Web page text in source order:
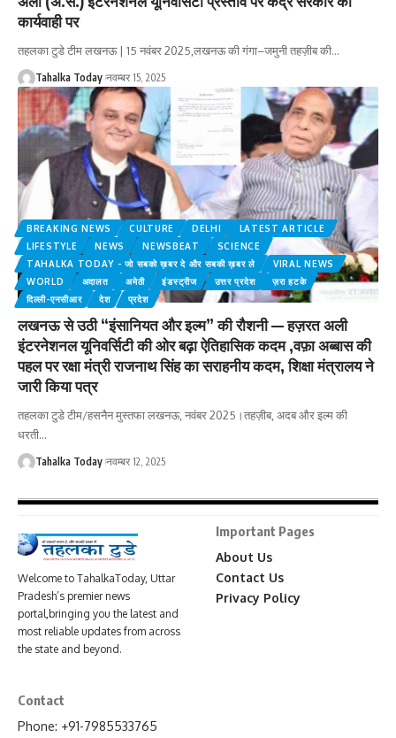
कार्यवाही पर
तहलका टुडे टीम लखनऊ | 15 नवंबर 2025,लखनऊ की गंगा–जमुनी तहज़ीब की…
Tahalka Today नवम्बर 15, 2025
BREAKING NEWS CULTURE DELHI
LATEST ARTICLE
LIFESTYLE
NEWS NEWSBEAT
SCIENCE
TAHALKA TODAY - जो सबको ख़बर दे और सबकी ख़बर ले
VIRAL NEWS
WORLD
अदालत अमेठी इंडस्ट्रीज उत्तर प्रदेश
ज़रा हटके
दिल्ली-एनसीआर
देश प्रदेश
लखनऊ से उठी “इंसानियत और इल्म” की रौशनी — हज़रत अली
इंटरनेशनल यूनिवर्सिटी की ओर बढ़ा ऐतिहासिक कदम ,वफ़ा अब्बास की
पहल पर रक्षा मंत्री राजनाथ सिंह का सराहनीय कदम, शिक्षा मंत्रालय ने
जारी किया पत्र
तहलका टुडे टीम/हसनैन मुस्तफा लखनऊ, नवंबर 2025।तहज़ीब, अदब और इल्म की
धरती…
Tahalka Today नवम्बर 12, 2025
Welcome to TahalkaToday, Uttar
Pradesh’s premier news
portal,bringing you the latest and
most reliable updates from across
the state and beyond.
Important Pages
About Us
Contact Us
Privacy Policy
Contact
Phone: +91-7985533765